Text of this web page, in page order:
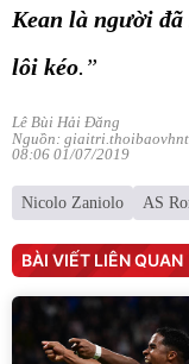
Kean là người
lôi kéo.”
Lê Bùi Hải Đăng
Nguồn:
08:06 01/07/2019
Nicolo Zaniolo AS
BÀI VIẾT LIÊN QUAN